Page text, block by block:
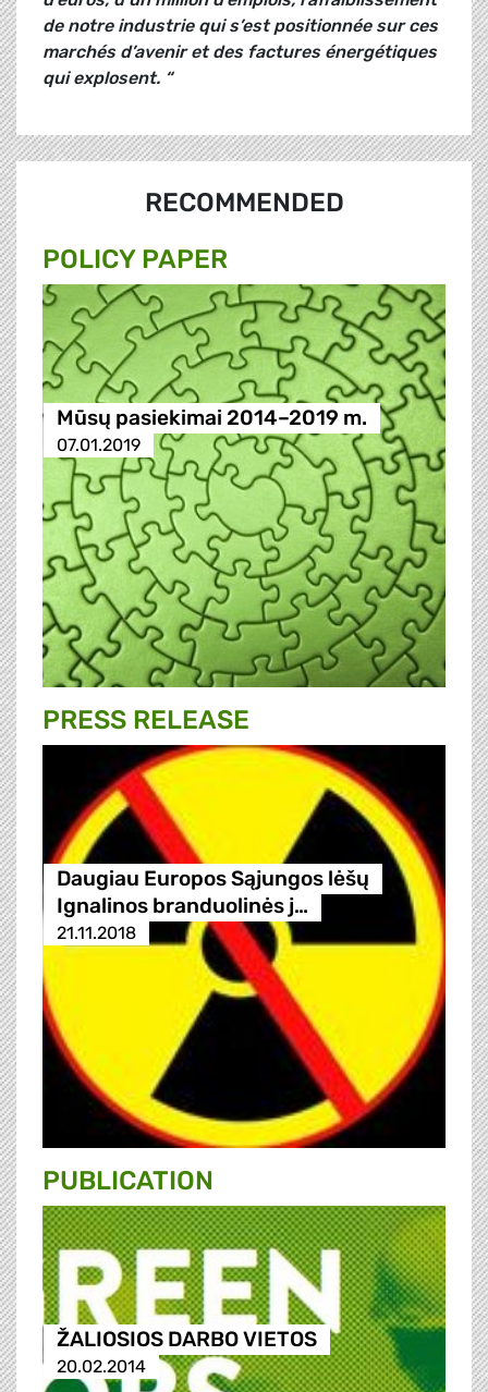
de notre industrie qui s’est positionnée sur ces
marchés d’avenir et des factures énergétiques
qui explosent. “
RECOMMENDED
POLICY PAPER
Mūsų pasiekimai 2014–2019 m.
07.01.2019
PRESS RELEASE
Daugiau Europos Sąjungos lėšų
Ignalinos branduolinės j…
21.11.2018
PUBLICATION
ŽALIOSIOS DARBO VIETOS
20.02.2014